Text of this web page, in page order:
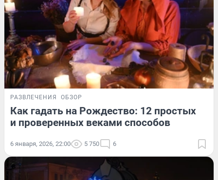
РАЗВЛЕЧЕНИЯ ОБЗОР
Как гадать на Рождество: 12 простых
и проверенных веками способов
6 января, 2026, 22:00 5 750 6